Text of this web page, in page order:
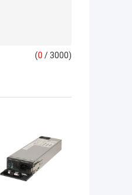
(0 / 3000)